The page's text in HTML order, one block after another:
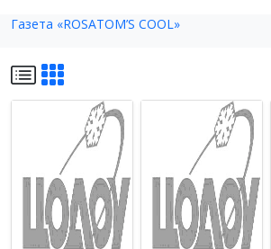
Газета «ROSATOM’S COOL»